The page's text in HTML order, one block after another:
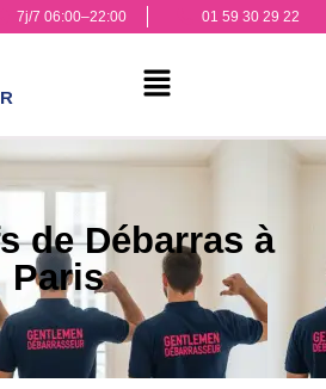
7j/7 06:00–22:00 01 59 30 29 22
de Débarras à
Paris